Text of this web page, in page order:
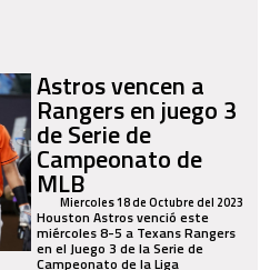
Astros vencen a
Rangers en juego 3
de Serie de
Campeonato de
MLBMiercoles 18 de Octubre del 2023
Houston Astros venció este
miércoles 8-5 a Texans Rangers
en el Juego 3 de la Serie de
Campeonato de la Liga